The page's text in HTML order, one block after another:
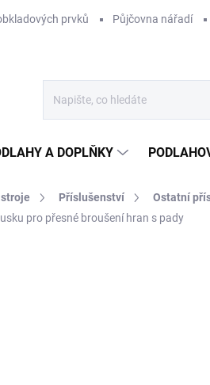
prvků Půjčovna nářadí
A DOPLŇKY
Příslušenství
Ostatní
pro přesné broušení hran s pady